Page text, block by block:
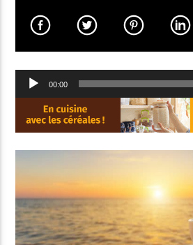
ARTIFACT
PAROV STELAR
GOOD MORNING WORLD
06:00 08:59
UPCOMING SHOW
Lecteur
audio
00:00